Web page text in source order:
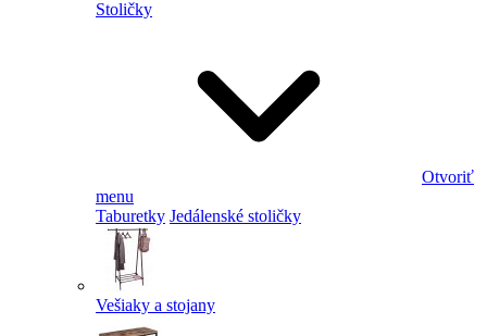
Stoličky
Otvoriť
menu
Taburetky Jedálenské stoličky
Vešiaky a stojany